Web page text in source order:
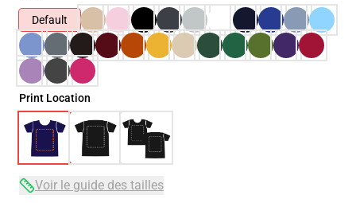
Default
Print Location
Voir le guide des tailles